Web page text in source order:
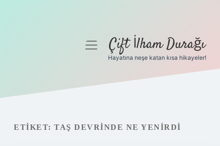
Gizlilik Politikası
menüyüÇift İlham Durağı
Hayatına neşe katan kısa hikayeler!
ETIKET: TAŞ DEVRINDE NE YENIRDI